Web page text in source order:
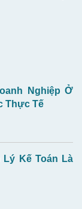
Nghiệp Ở
Thực Tế
Lý Kế Toán Là